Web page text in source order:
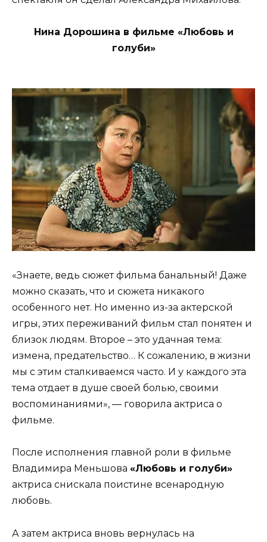
Нина Дорошина в фильме «Любовь и
голуби»
«Знаете, ведь сюжет фильма банальный! Даже
можно сказать, что и сюжета никакого
особенного нет. Но именно из-за актерской
игры, этих переживаний фильм стал понятен и
близок людям. Второе – это удачная тема:
измена, предательство… К сожалению, в жизни
мы с этим сталкиваемся часто. И у каждого эта
тема отдает в душе своей болью, своими
воспоминаниями», — говорила актриса о
фильме.
После исполнения главной роли в фильме
Владимира Меньшова «Любовь и голуби»
актриса снискала поистине всенародную
любовь.
А затем актриса вновь вернулась на